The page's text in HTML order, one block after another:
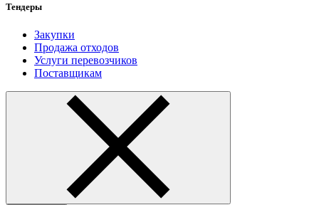
Тендеры
Закупки
Продажа отходов
Услуги перевозчиков
Поставщикам